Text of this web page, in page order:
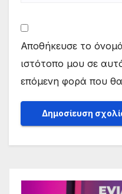
Αποθήκευσε το
ιστότοπο μου σε
επόμενη φορά που